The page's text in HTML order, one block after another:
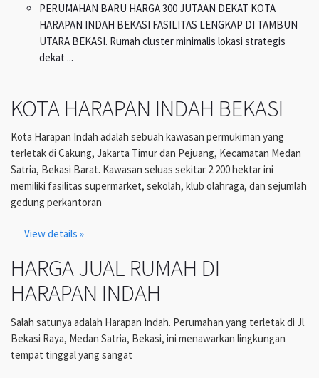
PERUMAHAN BARU HARGA 300 JUTAAN DEKAT KOTA
HARAPAN INDAH BEKASI FASILITAS LENGKAP DI TAMBUN
UTARA BEKASI. Rumah cluster minimalis lokasi strategis
dekat ...
KOTA HARAPAN INDAH BEKASI
Kota Harapan Indah adalah sebuah kawasan permukiman yang
terletak di Cakung, Jakarta Timur dan Pejuang, Kecamatan Medan
Satria, Bekasi Barat. Kawasan seluas sekitar 2.200 hektar ini
memiliki fasilitas supermarket, sekolah, klub olahraga, dan sejumlah
gedung perkantoran
View details »
HARGA JUAL RUMAH DI
HARAPAN INDAH
Salah satunya adalah Harapan Indah. Perumahan yang terletak di Jl.
Bekasi Raya, Medan Satria, Bekasi, ini menawarkan lingkungan
tempat tinggal yang sangat